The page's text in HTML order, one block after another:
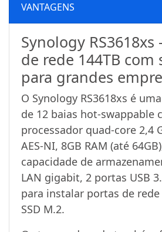
VANTAGENS
Synology RS3618xs
de rede 144TB com
para grandes
O Synology RS3618xs é
de 12 baias hot-swappable
processador quad-core 2,4
AES-NI, 8GB RAM (até
capacidade de
LAN gigabit, 2 portas USB
para instalar portas de rede
SSD M.2.